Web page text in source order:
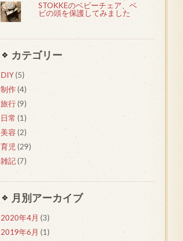
STOKKEのベビーチェア、ベ
ビの頭を保護してみました
カテゴリー
DIY(5)
制作(4)
旅行(9)
日常 (1)
美容 (2)
育児 (29)
雑記(7)
月別アーカイブ
2020年4月 (3)
2019年6月 (1)